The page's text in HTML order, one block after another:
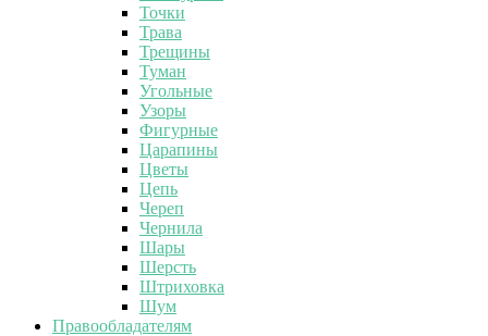
Точки
Трава
Трещины
Туман
Угольные
Узоры
Фигурные
Царапины
Цветы
Цепь
Череп
Чернила
Шары
Шерсть
Штриховка
Шум
Правообладателям